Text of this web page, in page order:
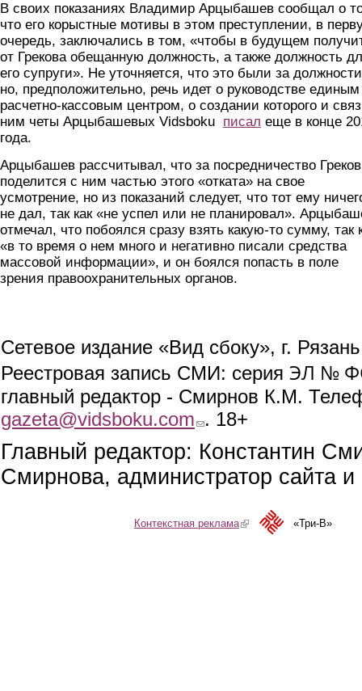
В своих показаниях Владимир Арцыбашев сообщал о
что его корыстные мотивы в этом преступлении, в
очередь, заключались в том, «чтобы в будущем
от Грекова обещанную должность, а также должность
его супруги». Не уточняется, что это были за
но, предположительно, речь идет о руководстве единым
расчетно-кассовым центром, о создании которого и
ним четы Арцыбашевых Vidsboku писал еще в конце
года.
Арцыбашев рассчитывал, что за посредничество Греков
поделится с ним частью этого «отката» на свое
усмотрение, но из показаний следует, что тот ему
не дал, так как «не успел или не планировал».
отмечал, что побоялся сразу взять какую-то сумму, так
«в то время о нем много и негативно писали средства
массовой информации», и он боялся попасть в поле
зрения правоохранительных органов.
Сетевое издание «Вид сбоку», г.
Реестровая запись СМИ: серия ЭЛ №
главный редактор - Смирнов К.М.
gazeta@vidsboku.com (link sends e-mail)
. 18+
Главный редактор: Константин
Смирнова, администратор сайта
Контекстная реклама(link is external)«Три-В»